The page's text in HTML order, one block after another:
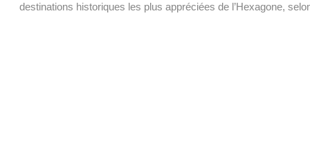
destinations historiques les plus appréciées de l’Hexagone,